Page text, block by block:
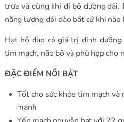
trưa và dùng khi đi bộ đường
năng lượng dồi dào bất cứ khi nào
Hạt hồ đào có giá trị dinh
tim mạch, não bộ và phù hợp cho
ĐẶC ĐIỂM NỔI BẬT
Tốt cho sức khỏe tim mạch và
mạnh